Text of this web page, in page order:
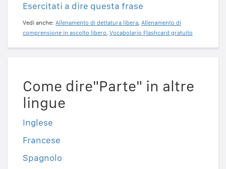
Esercitati a dire questa frase
Vedi anche: Allenamento di dettatura libera, Allenamento di
comprensione in ascolto libero, Vocabolario Flashcard gratuito
Come dire"Parte" in altre
lingue
Inglese
Francese
Spagnolo